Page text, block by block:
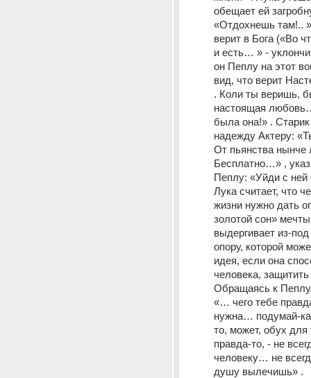
обещает ей
«Отдохнешь там!..
верит в Бога («Во
и есть… » -
он Пеплу на этот
вид, что верит
. Коли ты веришь,
настоящая
была она!» .
надежду Актеру:
От пьянства
Бесплатно…» ,
Пеплу: «Уйди с
Лука считает, что
жизни нужно дать
золотой сон»
выдергивает из-
опору, которой
идея, если она
человека, защитить
Обращаясь к
«… чего тебе
нужна… подумай-
то, может, обух
правда-то, - не
человеку… не
душу вылечишь» .